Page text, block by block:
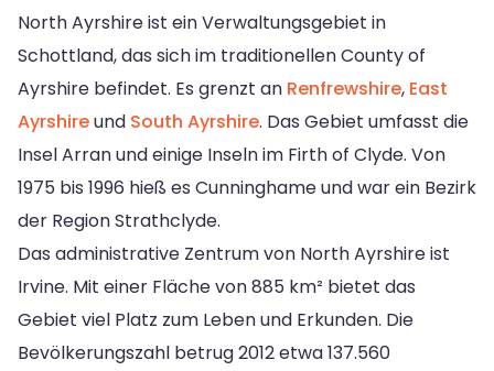
North Ayrshire ist ein Verwaltungsgebiet in
Schottland, das sich im traditionellen County of
Ayrshire befindet. Es grenzt an Renfrewshire, East
Ayrshireund South Ayrshire. Das Gebiet umfasst die
Insel Arran und einige Inseln im Firth of Clyde. Von
1975 bis 1996 hieß es Cunninghame und war ein Bezirk
der Region Strathclyde.
Das administrative Zentrum von North Ayrshire ist
Irvine. Mit einer Fläche von 885 km² bietet das
Gebiet viel Platz zum Leben und Erkunden. Die
Bevölkerungszahl betrug 2012 etwa 137.560